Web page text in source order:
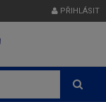
PŘIHLÁSIT